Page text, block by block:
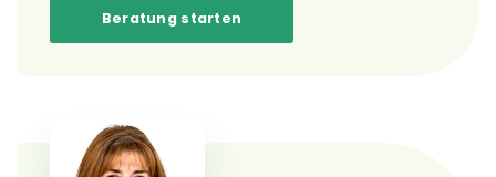
Beratung starten